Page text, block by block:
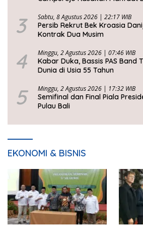
3 Sabtu, 8 Agustus 2026 | 22:17 WIB
Persib Rekrut Bek Kroasia
Kontrak Dua Musim
4 Minggu, 2 Agustus 2026 | 07:46 WIB
Kabar Duka, Bassis PAS Band
Dunia di Usia 55 Tahun
5 Minggu, 2 Agustus 2026 | 17:32 WIB
Semifinal dan Final Piala
Pulau Bali
EKONOMI & BISNIS